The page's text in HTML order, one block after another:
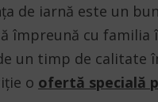
de iarnă este un
împreună cu
un timp de calitate
o ofertă specială